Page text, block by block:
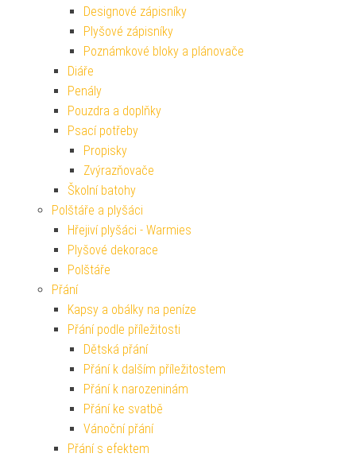
Designové zápisníky
Plyšové zápisníky
Poznámkové bloky a plánovače
Diáře
Penály
Pouzdra a doplňky
Psací potřeby
Propisky
Zvýrazňovače
Školní batohy
Polštáře a plyšáci
Hřejiví plyšáci - Warmies
Plyšové dekorace
Polštáře
Přání
Kapsy a obálky na peníze
Přání podle příležitosti
Dětská přání
Přání k dalším příležitostem
Přání k narozeninám
Přání ke svatbě
Vánoční přání
Přání s efektem